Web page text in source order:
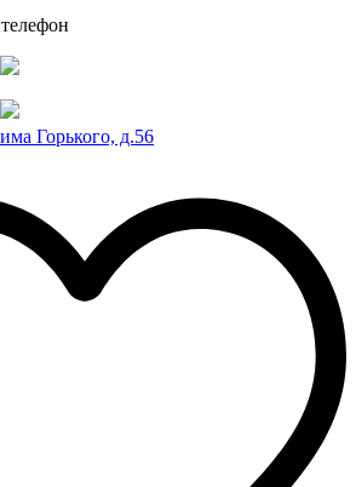
Горького, д.56